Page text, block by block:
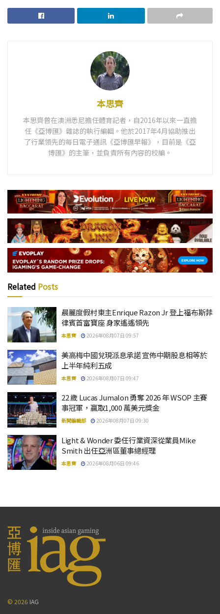
本思齊
本思齊曾在澳洲悉尼擔任體育記者，自2016年以來一直擔
任《亞博匯》雜誌的執行編輯。他於2017年4月協助推出
了行業領先的每日電子通訊《亞博匯早報》，目前是《亞
博匯》的主筆，並負責所有內容的校編。
Related Posts
晨麗度假村東主Enrique Razon Jr 登上福布斯菲
律賓首富寶座 身家遙遙領先
本思齊 2026年08月07日 09:57
美高梅中國兌現派息承諾 宣佈中期股息相等於
上半年純利五成
本思齊 2026年08月07日 09:47
22 歲 Lucas Jumalon 勇奪 2026 年 WSOP 主賽
事冠軍，贏取1,000 萬美元獎金
新聞編輯部 2026年08月07日 09:30
Light & Wonder 委任行業資深從業員Mike
Smith 出任亞洲區董事總經理
本思齊 2026年08月06日 09:46
© 2026 IAG